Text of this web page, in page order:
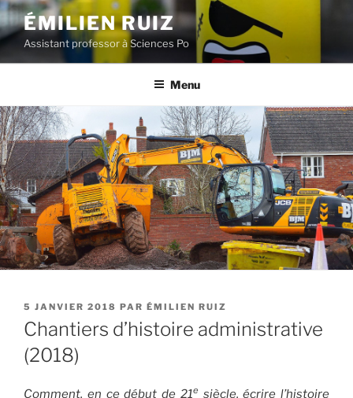
Aller
au
contenu
principal
ÉMILIEN RUIZ
Assistant professor à Sciences Po
Menu
PUBLIÉ
LE
5 JANVIER 2018 PAR ÉMILIEN RUIZ
Chantiers d’histoire administrative
(2018)
Comment, en ce début de 21e siècle, écrire l’histoire